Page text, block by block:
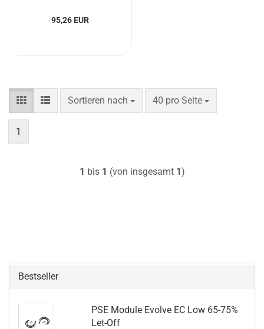
95,26 EUR
Sortieren nach
Sortieren nach 40 pro Seite
pro Seite
1
1 bis 1 (von insgesamt 1)
Bestseller
PSE Module Evolve EC Low 65-75%
Let-Off